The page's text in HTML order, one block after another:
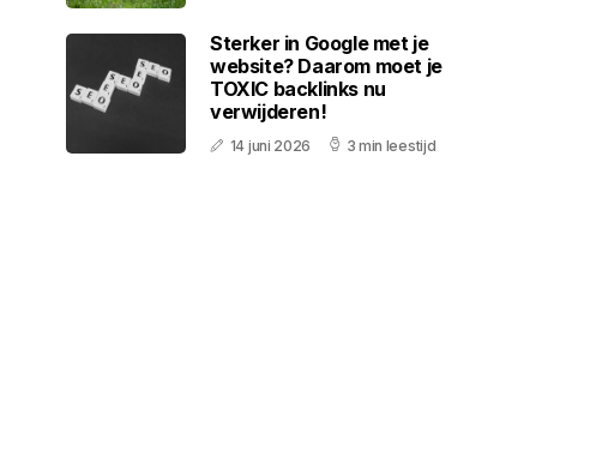
Sterker in Google met je
website? Daarom moet je
TOXIC backlinks nu
verwijderen!
14 juni 2026 3 min leestijd